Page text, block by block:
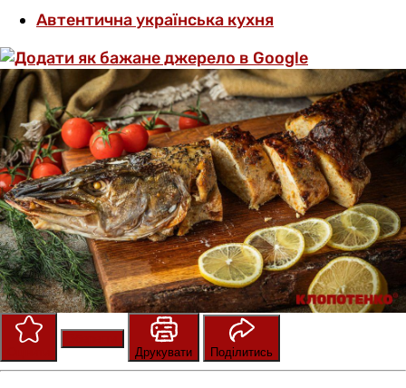
Автентична українська кухня
Друкувати
Поділитись